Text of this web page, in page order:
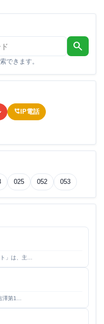
search
できます。
IP電話
025 052 053
」は、主…
澤第1…